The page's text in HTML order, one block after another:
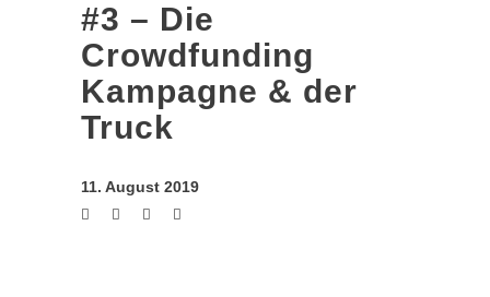
#3 – Die
Crowdfunding
Kampagne & der
Truck
11. August 2019